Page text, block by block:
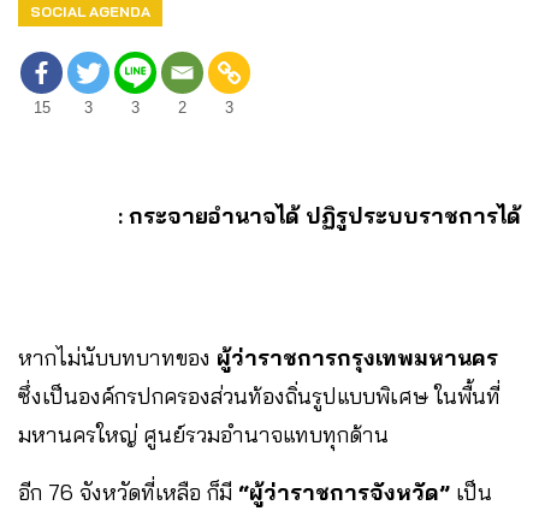
SOCIAL AGENDA
15 3 3 2 3
: กระจายอำนาจได้ ปฏิรูประบบราชการได้
หากไม่นับบทบาทของ ผู้ว่าราชการกรุงเทพมหานคร
ซึ่งเป็นองค์กรปกครองส่วนท้องถิ่นรูปแบบพิเศษ ในพื้นที่
มหานครใหญ่ ศูนย์รวมอำนาจแทบทุกด้าน
อีก 76 จังหวัดที่เหลือ ก็มี “ผู้ว่าราชการจังหวัด” เป็น